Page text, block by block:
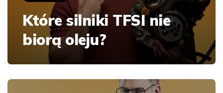
Które silniki TFSI nie
biorą oleju?